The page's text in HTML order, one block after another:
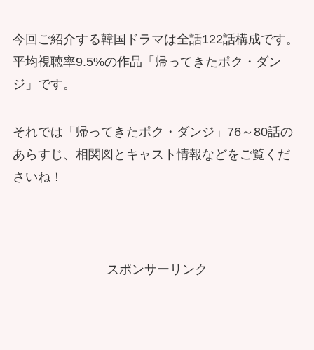
今回ご紹介する韓国ドラマは全話122話構成です。
平均視聴率9.5%の作品「帰ってきたポク・ダン
ジ」です。
それでは「帰ってきたポク・ダンジ」76～80話の
あらすじ、相関図とキャスト情報などをご覧くだ
さいね！
スポンサーリンク